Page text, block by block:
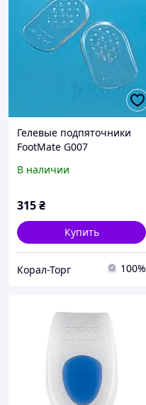
Гелевые подпяточники
FootMate G007
В наличии
315₴
Купить
Корал-Торг 100%